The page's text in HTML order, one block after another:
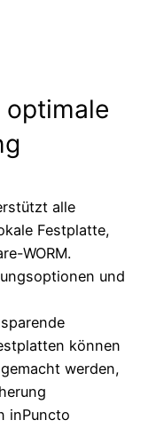
alle
Festplatte,
WORM.
und
können
werden,
inPuncto